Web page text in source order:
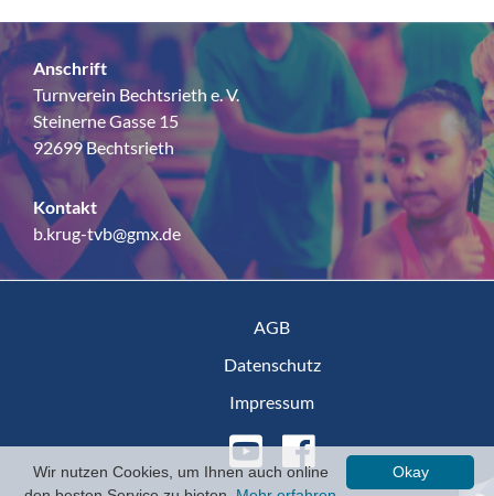
Anschrift
Turnverein Bechtsrieth e. V.
Steinerne Gasse 15
92699 Bechtsrieth
Kontakt
b.krug-tvb@gmx.de
AGB
Datenschutz
Impressum
Okay
Wir nutzen Cookies, um Ihnen auch online